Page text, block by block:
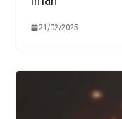
21/02/2025